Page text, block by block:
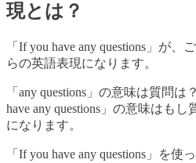
現とは？
「If you have any questions」が
らの英語表現になります。
「any questions」の意味は質問
have any questions」の意味はも
になります。
「If you have any questions」を